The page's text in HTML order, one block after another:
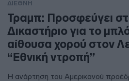
ΔΙΕΘΝΗ
Τραμπ: Προσφεύγει
Δικαστήριο για το
αίθουσα χορού στον
“Εθνική ντροπή”
Η ανάρτηση του Αμερικανού